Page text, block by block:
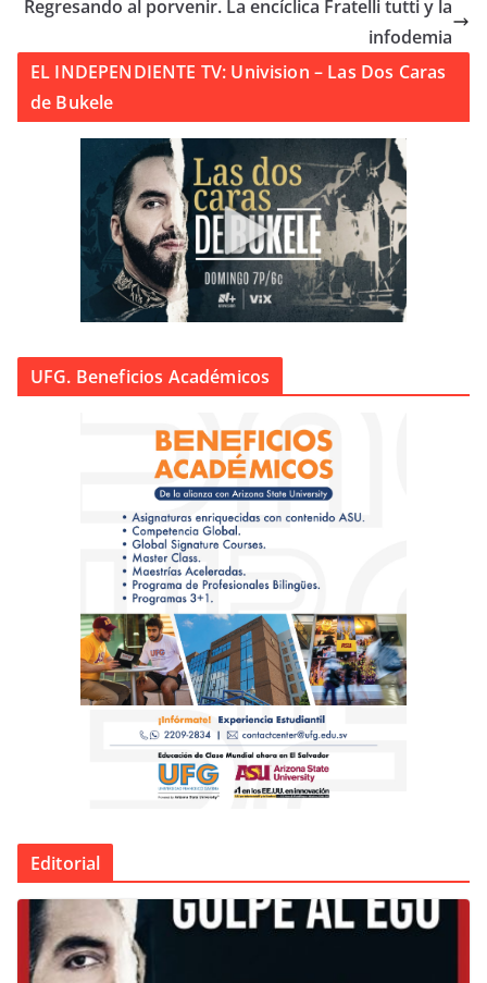
Regresando al porvenir. La encíclica Fratelli tutti y la
infodemia
EL INDEPENDIENTE TV: Univision – Las Dos Caras
de Bukele
UFG. Beneficios Académicos
Editorial